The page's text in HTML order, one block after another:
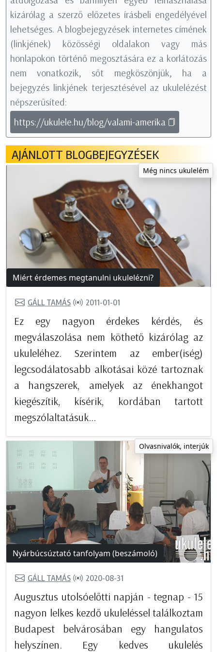
kizárólag a szerző előzetes írásbeli engedélyével
lehetséges. A blogbejegyzések internetes címének
(linkjének) közösségi oldalakon vagy más
honlapokon történő megosztására ez a korlátozás
nem vonatkozik, sőt megköszönjük, ha a
bejegyzés linkjének terjesztésével az ukulelézést
népszerűsíted:
https://ukulele.hu/blog/valami-amerika
AJÁNLOTT BLOGBEJEGYZÉSEK
Még nincs ukulelém
Miért érdemes megtanulni ukulelézni?
GÁLL TAMÁS 2011-01-01
Ez egy nagyon érdekes kérdés, és
megválaszolása nem köthető kizárólag az
ukuleléhez. Szerintem az ember(iség)
legcsodálatosabb alkotásai közé tartoznak
a hangszerek, amelyek az énekhangot
kiegészítik, kísérik, kordában tartott
megszólaltatásuk...
Olvasnivalók, interjúk
Nyárbúcsúztató tanfolyam (beszámoló)
GÁLL TAMÁS 2020-08-31
Augusztus utolsóelőtti napján - tegnap - 15
nagyon lelkes kezdő ukuleléssel találkoztam
Budapest belvárosában egy hangulatos
helyszínen. Egy kedves ukulelés